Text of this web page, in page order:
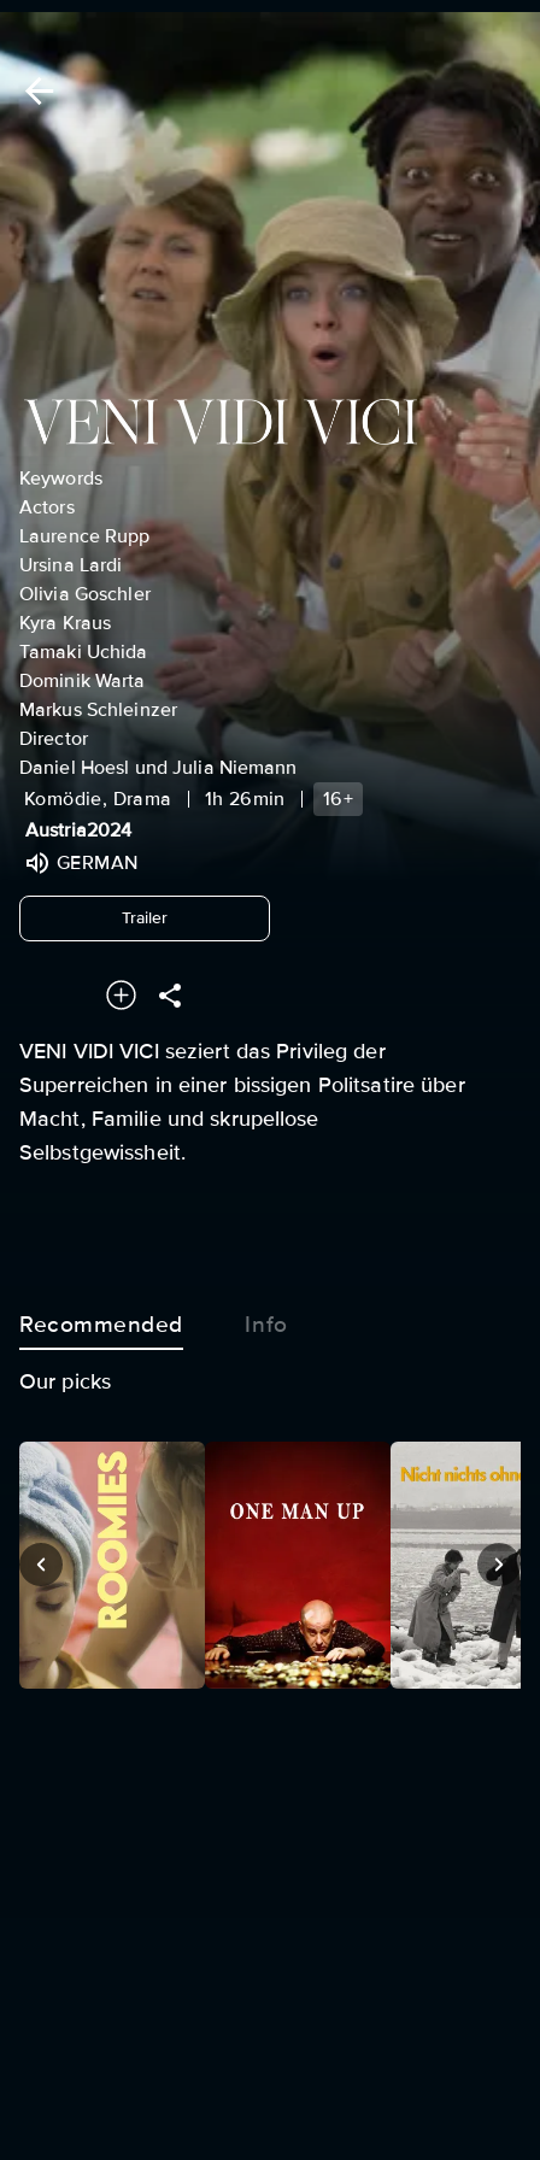
Keywords
Actors
Laurence Rupp
Ursina Lardi
Olivia Goschler
Kyra Kraus
Tamaki Uchida
Dominik Warta
Markus Schleinzer
Director
Daniel Hoesl und Julia Niemann
Komödie, Drama
1h 26min
16+
Austria2024
GERMAN
Trailerundefined
VENI VIDI VICI seziert das Privileg der
Superreichen in einer bissigen Politsatire über
Macht, Familie und skrupellose
Selbstgewissheit.
Recommended Info
Our picks